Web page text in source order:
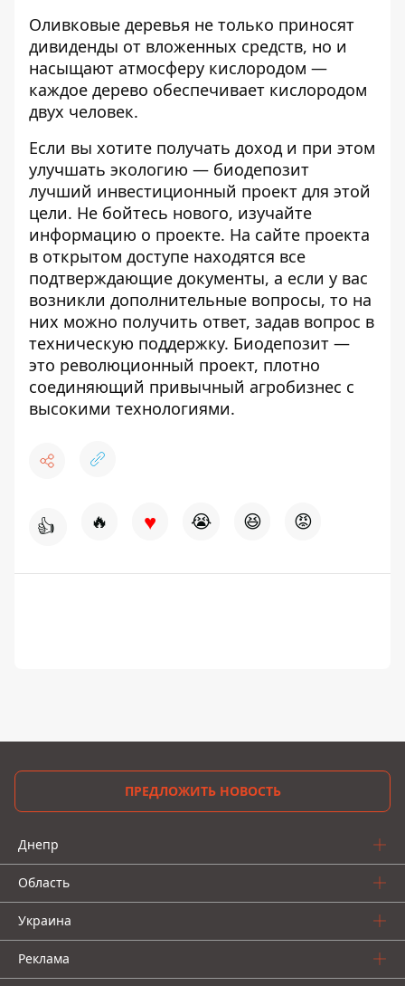
Оливковые деревья не только приносят
дивиденды от вложенных средств, но и
насыщают атмосферу кислородом —
каждое дерево обеспечивает кислородом
двух человек.
Если вы хотите получать доход и при этом
улучшать экологию — биодепозит
лучший инвестиционный проект для этой
цели. Не бойтесь нового, изучайте
информацию о проекте. На сайте проекта
в открытом доступе находятся все
подтверждающие документы, а если у вас
возникли дополнительные вопросы, то на
них можно получить ответ, задав вопрос в
техническую поддержку. Биодепозит —
это революционный проект, плотно
соединяющий привычный агробизнес с
высокими технологиями.
👍 🔥 ♥ 😭 😆 😡
ПРЕДЛОЖИТЬ НОВОСТЬ
Днепр
Область
Украина
Реклама